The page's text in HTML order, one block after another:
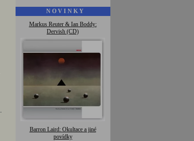
N O V I N K Y
Markus Reuter & Ian Boddy:
Dervish (CD)
Barron Laird: Okultace a jiné
povídky